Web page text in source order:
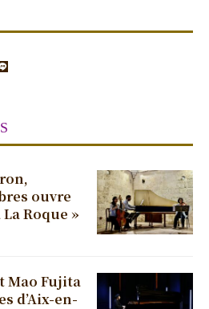
ouvre
Roque »
Mao Fujita
d’Aix-en-